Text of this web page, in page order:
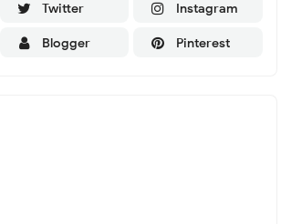
Twitter Instagram
Blogger Pinterest